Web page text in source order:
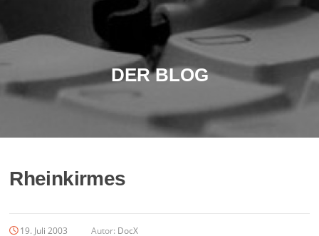
DER BLOG
Rheinkirmes
19. Juli 2003 Autor: DocX